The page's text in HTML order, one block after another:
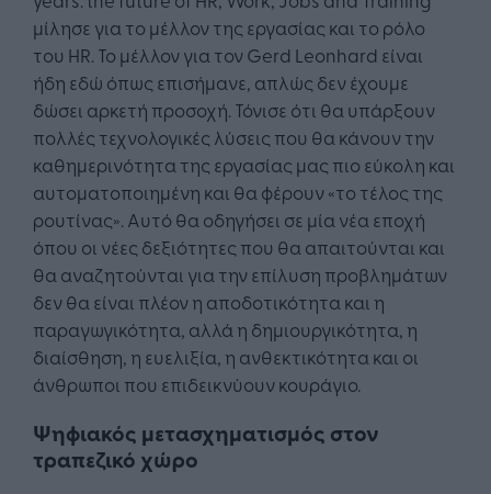
μίλησε για το μέλλον της εργασίας και το ρόλο
του HR. Το μέλλον για τον Gerd Leonhard είναι
ήδη εδώ όπως επισήμανε, απλώς δεν έχουμε
δώσει αρκετή προσοχή. Τόνισε ότι θα υπάρξουν
πολλές τεχνολογικές λύσεις που θα κάνουν την
καθημερινότητα της εργασίας μας πιο εύκολη και
αυτοματοποιημένη και θα φέρουν «το τέλος της
ρουτίνας». Αυτό θα οδηγήσει σε μία νέα εποχή
όπου οι νέες δεξιότητες που θα απαιτούνται και
θα αναζητούνται για την επίλυση προβλημάτων
δεν θα είναι πλέον η αποδοτικότητα και η
παραγωγικότητα, αλλά η δημιουργικότητα, η
διαίσθηση, η ευελιξία, η ανθεκτικότητα και οι
άνθρωποι που επιδεικνύουν κουράγιο.
Ψηφιακός μετασχηματισμός στον
τραπεζικό χώρο